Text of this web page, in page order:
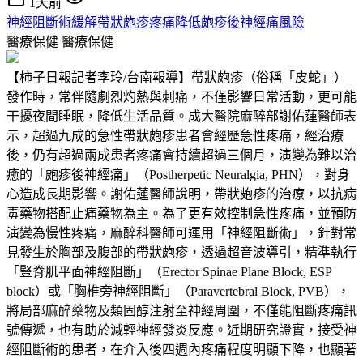
神經阻斷術緩解帶狀皰疹疼痛降低皰疹後神經痛風險
醫療保健 醫療保健
【柿子日報記者李玲/台南報導】帶狀皰疹（俗稱「皮蛇」）
發作時，常伴隨劇烈灼熱與刺痛，不僅影響日常活動，更可能
干擾夜間睡眠，降低生活品質。成大醫院麻醉部謝佑蓮醫師表
示，超過九成的急性帶狀皰疹患者會經歷急性疼痛，經治療
後，仍有超過兩成患者疼痛會持續超過三個月，演變為難以治
癒的「皰疹後神經痛」（Postherpetic Neuralgia, PHN），對身
心造成長期影響。謝佑蓮醫師說明，帶狀皰疹的治療，以抗病
毒藥物搭配止痛藥物為主。為了更有效控制急性疼痛，並預防
演變為慢性疼痛，麻醉科醫師可運用「神經阻斷術」，針對常
見發生於胸部及腹部的帶狀皰疹，透過超音波導引，精準執行
「豎脊肌平面神經阻斷」（Erector Spinae Plane Block, ESP
block）或「胸椎旁神經阻斷」（Paravertebral Block, PVB），
將局部麻醉藥物及類固醇注射至神經周圍，不僅能阻斷疼痛訊
號傳遞，也有助於減輕神經發炎反應。近期研究證實，接受神
經阻斷術的患者，在介入後四週內疼痛程度明顯下降，也顯著